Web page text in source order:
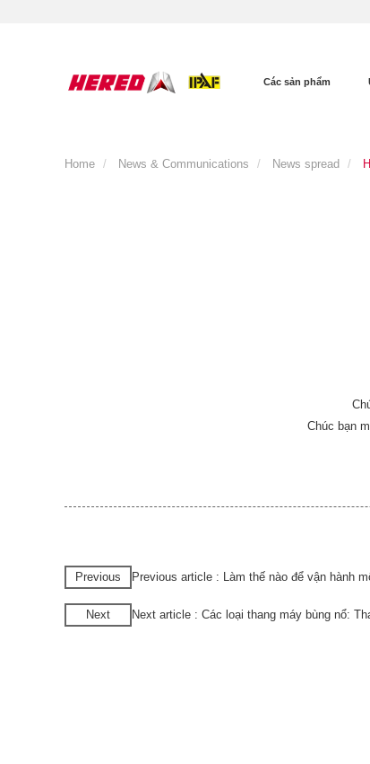
Các sản phẩm
Home News & Communications News spread
Chúc bạn
Previous Previous article : Làm thế nào để vận hành
Next Next article : Các loại thang máy bùng nổ: